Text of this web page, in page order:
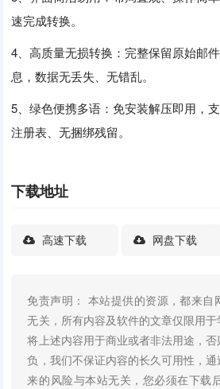
速完成转换。
4、高质量无损转换：完整保留原始邮
息，数据无丢失、无错乱。
5、绿色便携多语：免安装解压即用，
注册表、无捆绑残留。
下载地址
高速下载 网盘下载
免责声明： 本站提供的资源，都来自
无关，所有内容及软件的文章仅限用
将上述内容用于商业或者非法用途，
负，我们不保证内容的长久可用性，
来的风险与本站无关，您必须在下载